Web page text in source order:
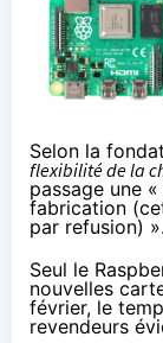
Selon la
flexibilité de la
passage une
fabrication
par refusion) ».
Seul le
nouvelles
février, le
revendeurs